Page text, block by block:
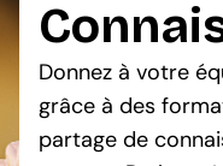
Donnez à votre
grâce à des
partage de